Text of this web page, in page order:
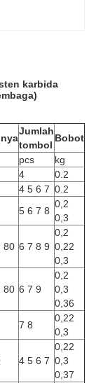
karbida
Jumlah
tombol
Bobot
pcs
kg
4
0.2
4 5 6 7 0.2
5 6 7 8
0,2
0,3
80 6 7 8 9
0,2
0,22
0,3
80 6 7 9
0,2
0,3
0,36
7 8
0,22
0,3
4 5 6 7
0,22
0,3
0,37